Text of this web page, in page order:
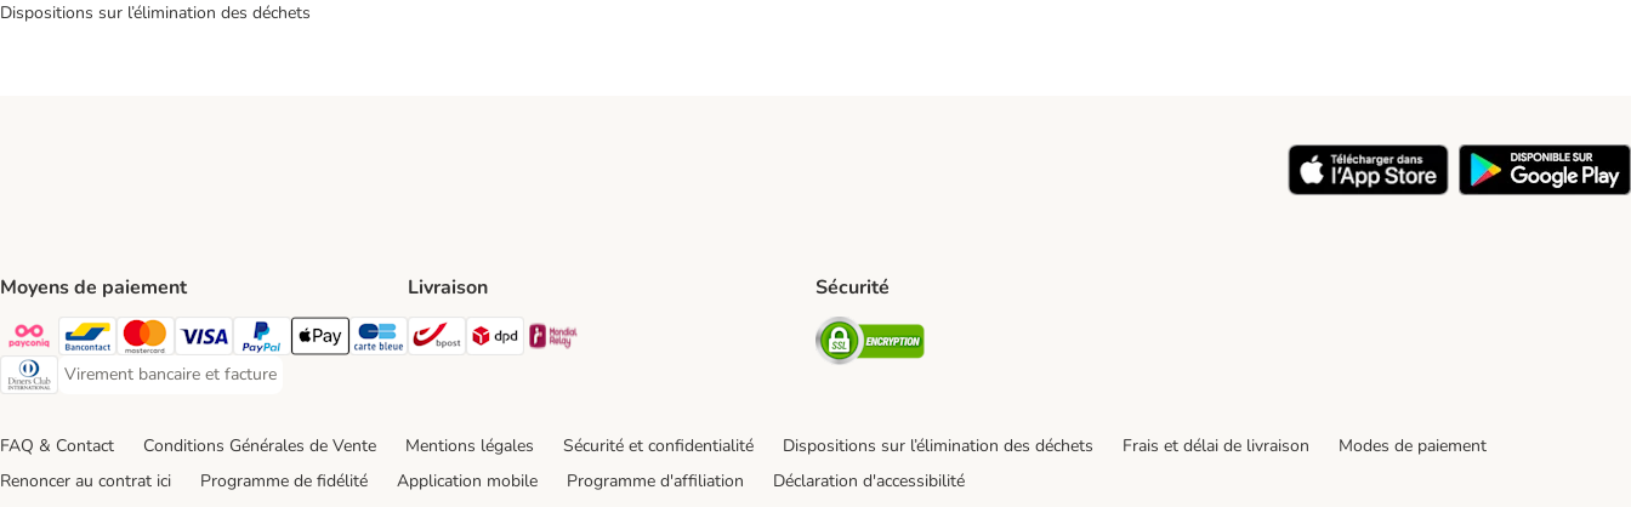
Dispositions sur l’élimination des déchets
Moyens de paiement
Payconiq Payment Method
Bancontact Payment Method
Mastercard Payment Method
Visa Payment Method
Paypal Payment Method
Apple Pay Payment Method
Carte bleue Payment Method
Diners club Payment Method
Virement bancaire et facture
Virement bancaire et facture Payment Method
Livraison
Bpost Shipping Method
DPD Shipping Method
Mondial relay Shipping Method
Sécurité
Security
FAQ & Contact Conditions Générales de Vente Mentions légales Sécurité et confidentialité Dispositions sur l’élimination des déchets Frais et délai de livraison
Modes de paiement
Renoncer au contrat ici
Programme de fidélité Application mobile Programme d'affiliation Déclaration d'accessibilité